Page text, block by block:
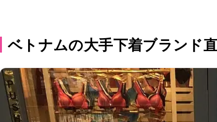
ベトナムの大手下着ブランド